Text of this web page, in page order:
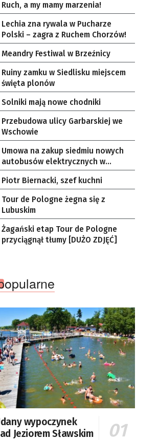
Ruch, a my mamy marzenia!
Lechia zna rywala w Pucharze
Polski – zagra z Ruchem Chorzów!
Meandry Festiwal w Brzeźnicy
Ruiny zamku w Siedlisku miejscem
święta plonów
Solniki mają nowe chodniki
Przebudowa ulicy Garbarskiej we
Wschowie
Umowa na zakup siedmiu nowych
autobusów elektrycznych w
Zielonej Górze
Piotr Biernacki, szef kuchni
Tour de Pologne żegna się z
Lubuskim
Żagański etap Tour de Pologne
przyciągnął tłumy [DUŻO ZDJĘĆ]
wypoczynek
Jeziorem Sławskim